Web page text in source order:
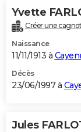
Yvette
Créer une
Naissance
11/11/1913 à
Décès
23/06/1997 à
Jules